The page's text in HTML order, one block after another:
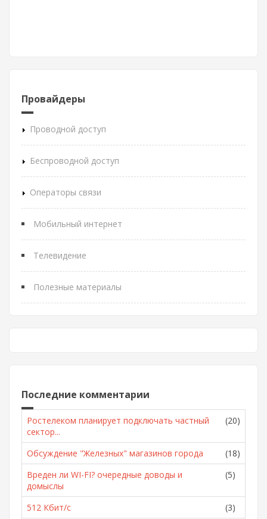
Провайдеры
Проводной доступ
Беспроводной доступ
Операторы связи
Мобильный интернет
Телевидение
Полезные материалы
Последние комментарии
Ростелеком планирует подключать частный
сектор...
(20)
Обсуждение "Железных" магазинов города
(18)
Вреден ли WI-FI? очередные доводы и
домыслы
(5)
512 Кбит/с
(3)